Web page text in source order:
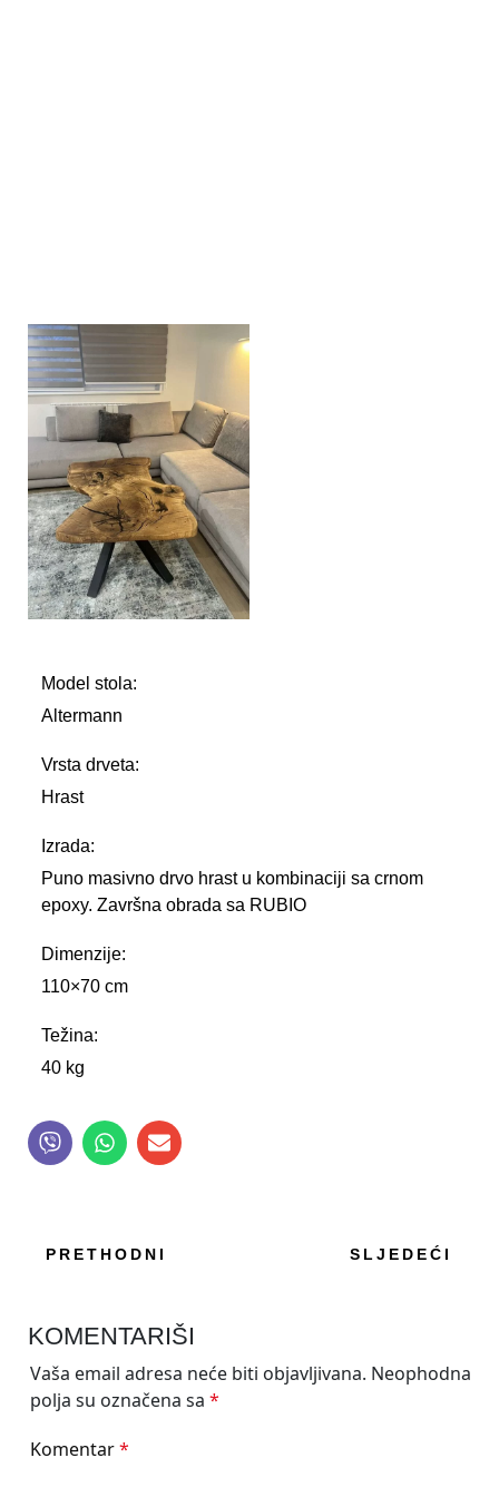
Model stola:
Altermann
Vrsta drveta:
Hrast
Izrada:
Puno masivno drvo hrast u kombinaciji sa crnom
epoxy. Završna obrada sa RUBIO
Dimenzije:
110×70 cm
Težina:
40 kg
PRETHODNI SLJEDEĆI
KOMENTARIŠI
Vaša email adresa neće biti objavljivana. Neophodna
polja su označena sa *
Komentar*